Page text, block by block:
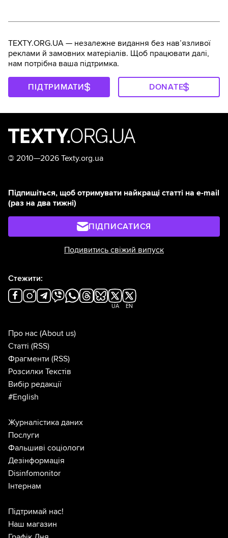
TEXTY.ORG.UA — незалежне видання без навʼязливої
реклами й замовних матеріалів. Щоб працювати далі,
нам потрібна ваша підтримка.
ПІДТРИМАТИ DONATE
© 2010—2026 Texty.org.ua
Підпишіться, щоб отримувати найкращі статті на e-mail
(раз на два тижні)
ПІДПИСАТИСЯ
Подивитись свіжий випуск
Стежити:
UA EN
Про нас (About us)
Статті (RSS)
Фрагменти (RSS)
Розсилки Текстів
Вибір редакції
#English
Журналістика даних
Послуги
Фальшиві соціологи
Дезінформація
Disinfomonitor
Інтернам
Підтримай нас!
Наш магазин